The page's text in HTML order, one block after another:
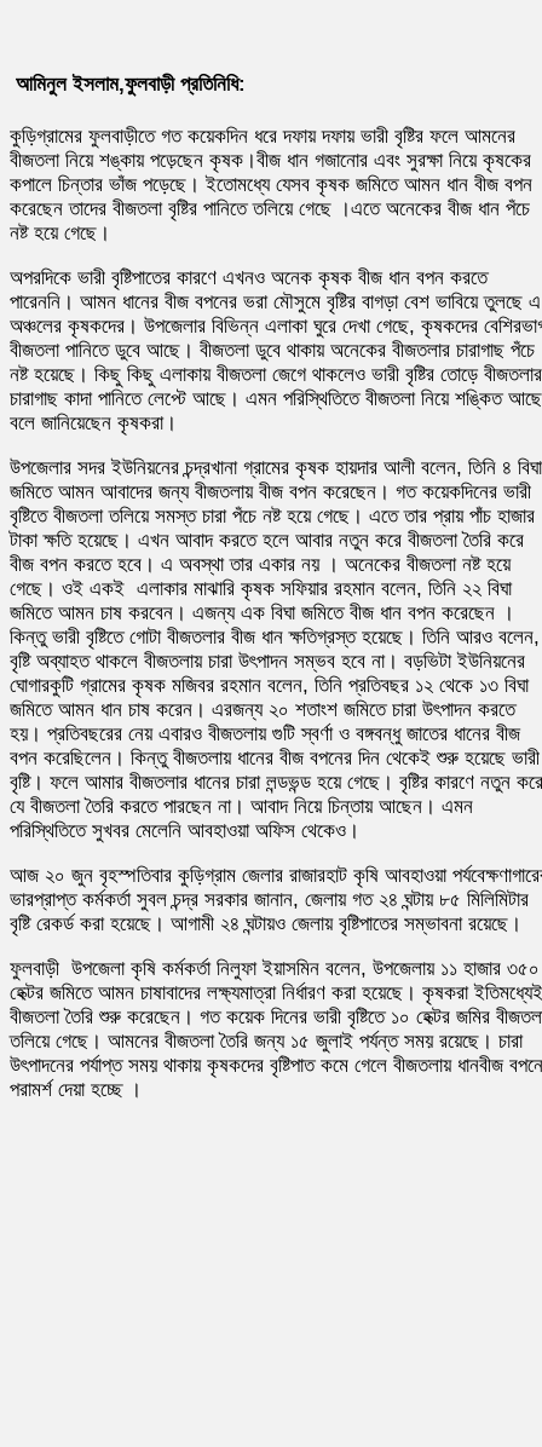
আমিনুল ইসলাম,ফুলবাড়ী প্রতিনিধি:
কুড়িগ্রামের ফুলবাড়ীতে গত কয়েকদিন ধরে দফায় দফায় ভারী বৃষ্টির ফলে আমনের
বীজতলা নিয়ে শঙ্কায় পড়েছেন কৃষক।বীজ ধান গজানোর এবং সুরক্ষা নিয়ে কৃষকের
কপালে চিন্তার ভাঁজ পড়েছে। ইতোমধ্যে যেসব কৃষক জমিতে আমন ধান বীজ বপন
করেছেন তাদের বীজতলা বৃষ্টির পানিতে তলিয়ে গেছে ।এতে অনেকের বীজ ধান পঁচে
নষ্ট হয়ে গেছে।
অপরদিকে ভারী বৃষ্টিপাতের কারণে এখনও অনেক কৃষক বীজ ধান বপন করতে
পারেননি। আমন ধানের বীজ বপনের ভরা মৌসুমে বৃষ্টির বাগড়া বেশ ভাবিয়ে তুলছে এ
অঞ্চলের কৃষকদের। উপজেলার বিভিন্ন এলাকা ঘুরে দেখা গেছে, কৃষকদের
বীজতলা পানিতে ডুবে আছে। বীজতলা ডুবে থাকায় অনেকের বীজতলার চারাগাছ পঁচে
নষ্ট হয়েছে। কিছু কিছু এলাকায় বীজতলা জেগে থাকলেও ভারী বৃষ্টির তোড়ে বীজতলার
চারাগাছ কাদা পানিতে লেপ্টে আছে। এমন পরিস্থিতিতে বীজতলা নিয়ে শঙ্কিত
বলে জানিয়েছেন কৃষকরা।
উপজেলার সদর ইউনিয়নের চন্দ্রখানা গ্রামের কৃষক হায়দার আলী বলেন, তিনি ৪ বিঘা
জমিতে আমন আবাদের জন্য বীজতলায় বীজ বপন করেছেন। গত কয়েকদিনের ভারী
বৃষ্টিতে বীজতলা তলিয়ে সমস্ত চারা পঁচে নষ্ট হয়ে গেছে। এতে তার প্রায় পাঁচ হাজার
টাকা ক্ষতি হয়েছে। এখন আবাদ করতে হলে আবার নতুন করে বীজতলা তৈরি করে
বীজ বপন করতে হবে। এ অবস্থা তার একার নয় । অনেকের বীজতলা নষ্ট হয়ে
গেছে। ওই একই এলাকার মাঝারি কৃষক সফিয়ার রহমান বলেন, তিনি ২২ বিঘা
জমিতে আমন চাষ করবেন। এজন্য এক বিঘা জমিতে বীজ ধান বপন করেছেন ।
কিন্তু ভারী বৃষ্টিতে গোটা বীজতলার বীজ ধান ক্ষতিগ্রস্ত হয়েছে। তিনি আরও বলেন,
বৃষ্টি অব্যাহত থাকলে বীজতলায় চারা উৎপাদন সম্ভব হবে না। বড়ভিটা ইউনিয়নের
ঘোগারকুটি গ্রামের কৃষক মজিবর রহমান বলেন, তিনি প্রতিবছর ১২ থেকে ১৩ বিঘা
জমিতে আমন ধান চাষ করেন। এরজন্য ২০ শতাংশ জমিতে চারা উৎপাদন করতে
হয়। প্রতিবছরের নেয় এবারও বীজতলায় গুটি স্বর্ণা ও বঙ্গবন্ধু জাতের ধানের বীজ
বপন করেছিলেন। কিন্তু বীজতলায় ধানের বীজ বপনের দিন থেকেই শুরু হয়েছে ভারী
বৃষ্টি। ফলে আমার বীজতলার ধানের চারা লন্ডভন্ড হয়ে গেছে। বৃষ্টির কারণে নতুন করে
যে বীজতলা তৈরি করতে পারছেন না। আবাদ নিয়ে চিন্তায় আছেন। এমন
পরিস্থিতিতে সুখবর মেলেনি আবহাওয়া অফিস থেকেও।
আজ ২০ জুন বৃহস্পতিবার কুড়িগ্রাম জেলার রাজারহাট কৃষি আবহাওয়া
ভারপ্রাপ্ত কর্মকর্তা সুবল চন্দ্র সরকার জানান, জেলায় গত ২৪ ঘন্টায় ৮৫ মিলিমিটার
বৃষ্টি রেকর্ড করা হয়েছে। আগামী ২৪ ঘন্টায়ও জেলায় বৃষ্টিপাতের সম্ভাবনা রয়েছে।
ফুলবাড়ী উপজেলা কৃষি কর্মকর্তা নিলুফা ইয়াসমিন বলেন, উপজেলায় ১১ হাজার ৩৫০
হেক্টর জমিতে আমন চাষাবাদের লক্ষ্যমাত্রা নির্ধারণ করা হয়েছে। কৃষকরা ইতিমধ্যেই
বীজতলা তৈরি শুরু করেছেন। গত কয়েক দিনের ভারী বৃষ্টিতে ১০ হেক্টর জমির
তলিয়ে গেছে। আমনের বীজতলা তৈরি জন্য ১৫ জুলাই পর্যন্ত সময় রয়েছে। চারা
উৎপাদনের পর্যাপ্ত সময় থাকায় কৃষকদের বৃষ্টিপাত কমে গেলে বীজতলায় ধানবীজ
পরামর্শ দেয়া হচ্ছে ।